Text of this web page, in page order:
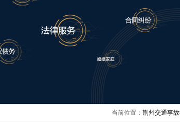
当前位置： 荆州交通事